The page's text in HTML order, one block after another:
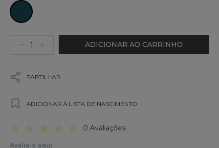
ADICIONAR AO CARRINHO
PARTILHAR
ADICIONAR À LISTA DE NASCIMENTO
0 Avaliações
Avalia-o aqui